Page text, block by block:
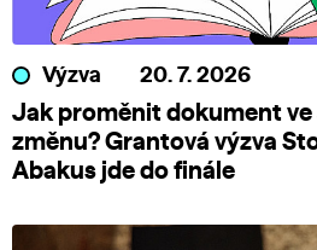
Výzva 20. 7. 2026
Jak proměnit dokument ve
změnu? Grantová výzva
Abakus jde do finále